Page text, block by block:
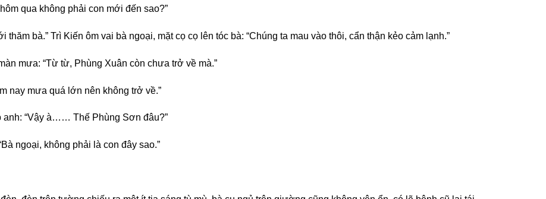
qua không phải con mới đến sao?”
bà.” Trì Kiến ôm vai bà ngoại, mặt cọ cọ lên tóc bà: “Chúng ta mau vào thôi, cẩn thận kẻo cảm lạnh.”
mưa: “Từ từ, Phùng Xuân còn chưa trở về mà.”
nay mưa quá lớn nên không trở về.”
anh: “Vậy à…… Thế Phùng Sơn đâu?”
ngoại, không phải là con đây sao.”